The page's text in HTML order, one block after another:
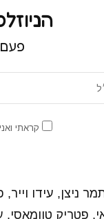
קראתי
ניצן, עידו
פטריק טוומאסי,